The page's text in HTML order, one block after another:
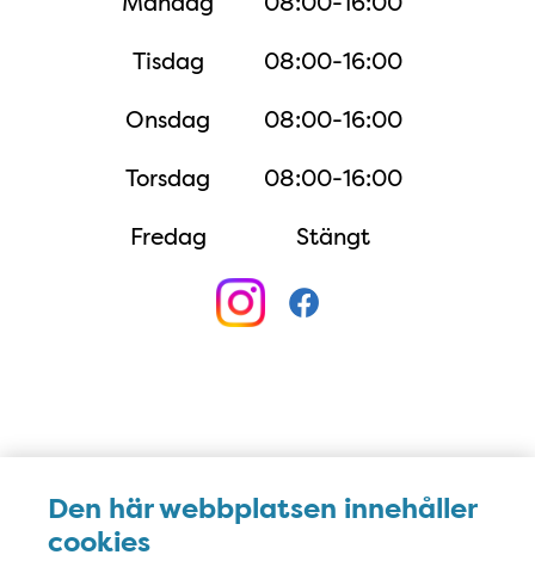
Den här webbplatsen innehåller
cookies
Tisdag
08:00-16:00
Onsdag
08:00-16:00
Torsdag
08:00-16:00
Fredag
Stängt
Karta